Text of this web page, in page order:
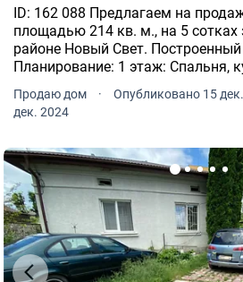
ID: 162 088 Предлагаем на
площадью 214 кв. м., на 5
районе Новый Свет.
Планирование: 1 этаж: Спальня,
минватой. Цоколь: прачечная и
Продаю дом · Опубликовано 15
дек. 2024